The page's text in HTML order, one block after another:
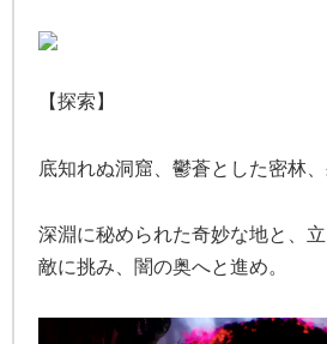
【探索】
底知れぬ洞窟、鬱蒼とした密林
深淵に秘められた奇妙な地と、
敵に挑み、闇の奥へと進め。